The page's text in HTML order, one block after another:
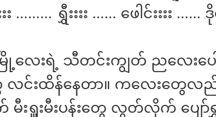
……… ရွှီးးးး …… ဖေါင်းးးး …… ဒိုင်
လေးရဲ့ သီတင်းကျွတ် ညလေးပ
လင်းထိန်နေတာ။ ကလေးတွေလည်
မီးရှူးမီးပန်းတွေ လွတ်လိုက် ပျေ